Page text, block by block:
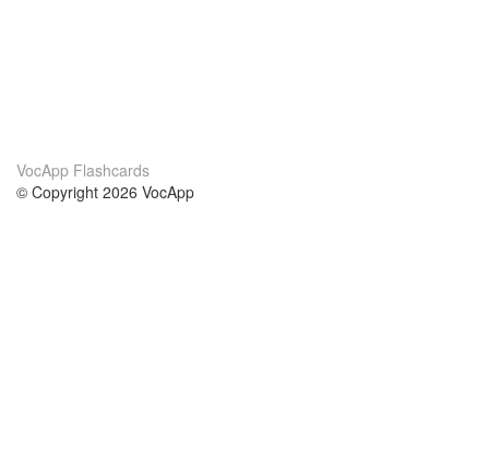
VocApp Flashcards
© Copyright 2026 VocApp